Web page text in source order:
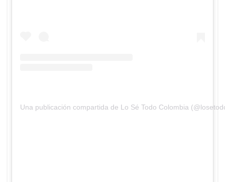
Una publicación compartida de Lo Sé Todo Colombia